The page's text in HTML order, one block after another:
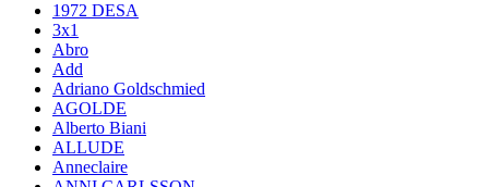
1972 DESA
3x1
Abro
Add
Adriano Goldschmied
AGOLDE
Alberto Biani
ALLUDE
Anneclaire